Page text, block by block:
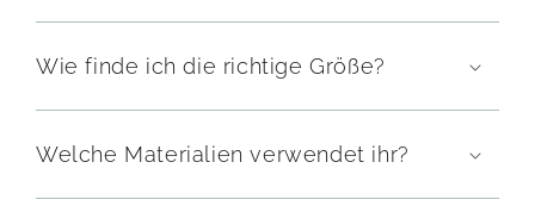
Wie finde ich die richtige Größe?
Welche Materialien verwendet ihr?